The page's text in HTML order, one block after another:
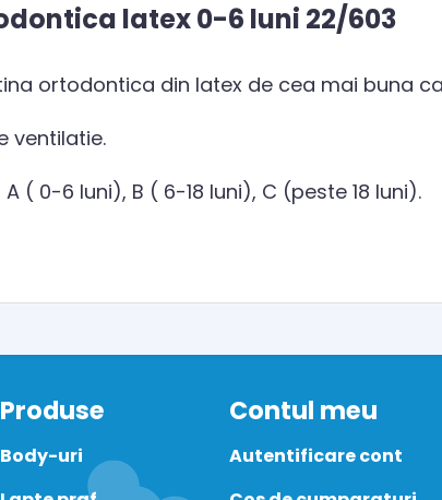
latex 0-6 luni 22/603
ortodontica din latex de cea mai buna
ventilatie.
( 0-6 luni), B ( 6-18 luni), C (peste 18 luni).
Produse
Body-uri
Contul meu
Autentificare cont